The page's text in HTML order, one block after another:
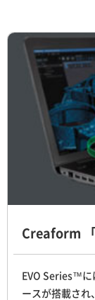
Creaform
EVO Series™に
ースが搭載され